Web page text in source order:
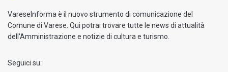
VareseInforma è il nuovo strumento di comunicazione del
Comune di Varese. Qui potrai trovare tutte le news di attualità
dell'Amministrazione e notizie di cultura e turismo.
Seguici su: